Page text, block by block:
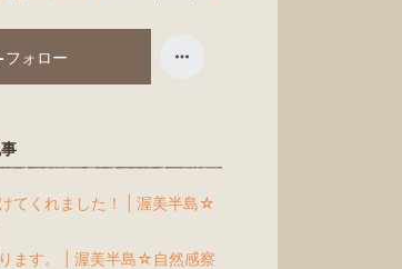
フォロー
てくれました！ | 渥美半島☆
ます。 | 渥美半島☆自然感察